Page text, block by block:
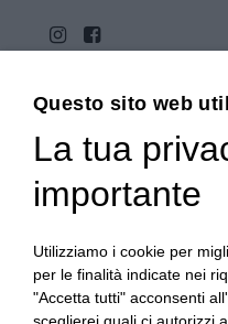
Copyright 2020© Regali
10022 Carmagnola (TO)
Questo sito web
La tua
importante
Utilizziamo i cookie per
per le finalità indicate nei
"Accetta tutti" acconsenti